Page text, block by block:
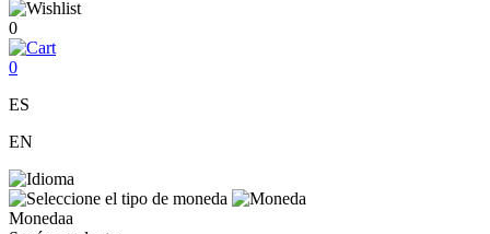
0
0
ES
EN
Monedaa